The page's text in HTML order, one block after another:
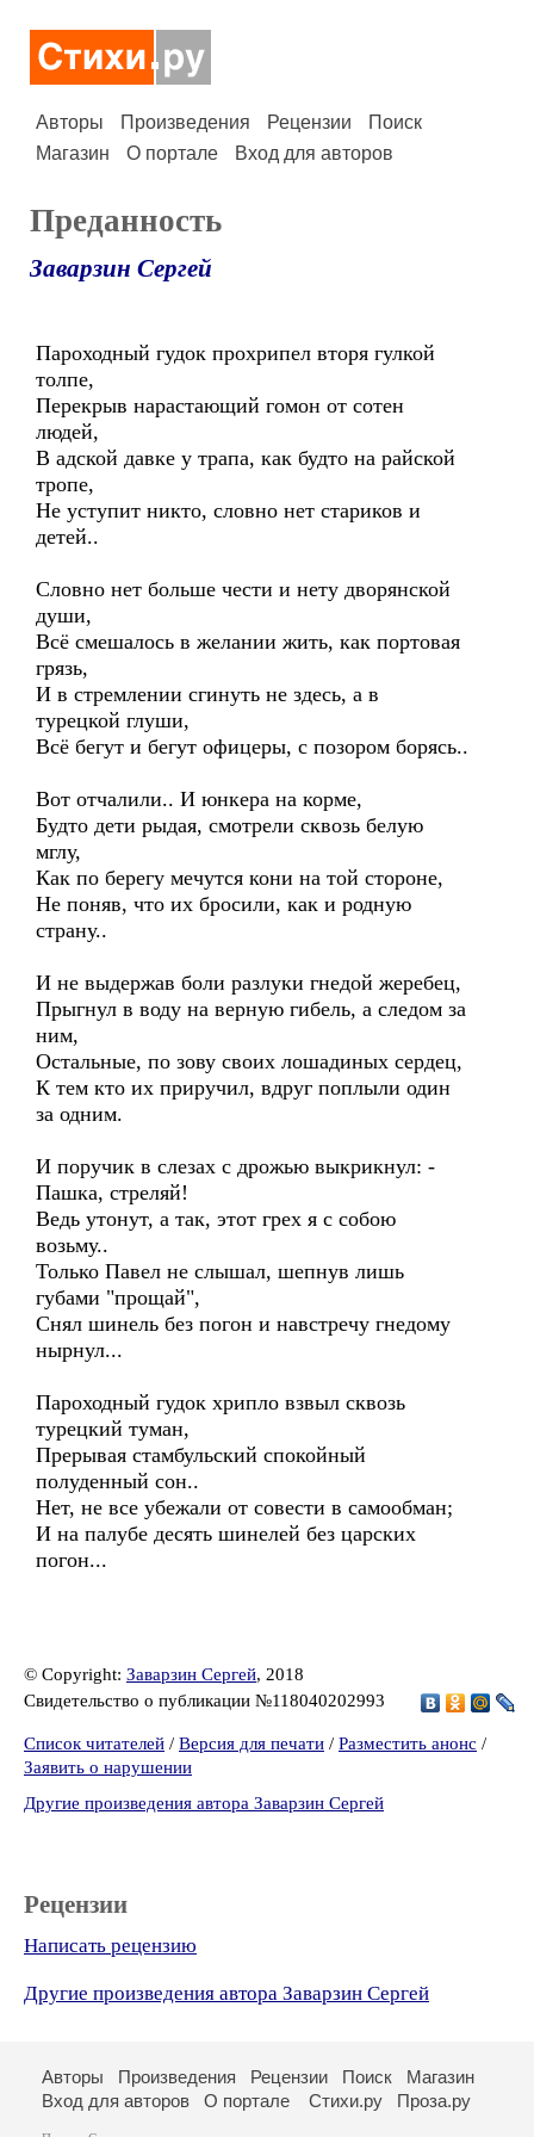
Авторы Произведения Рецензии
Поиск
Магазин
О портале Вход для авторов
Преданность
Заварзин Сергей
Пароходный гудок прохрипел вторя гулкой
толпе,
Перекрыв нарастающий гомон от сотен
людей,
В адской давке у трапа, как будто на райской
тропе,
Не уступит никто, словно нет стариков и
детей..
Словно нет больше чести и нету дворянской
души,
Всё смешалось в желании жить, как портовая
грязь,
И в стремлении сгинуть не здесь, а в
турецкой глуши,
Всё бегут и бегут офицеры, с позором борясь..
Вот отчалили.. И юнкера на корме,
Будто дети рыдая, смотрели сквозь белую
мглу,
Как по берегу мечутся кони на той стороне,
Не поняв, что их бросили, как и родную
страну..
И не выдержав боли разлуки гнедой жеребец,
Прыгнул в воду на верную гибель, а следом за
ним,
Остальные, по зову своих лошадиных сердец,
К тем кто их приручил, вдруг поплыли один
за одним.
И поручик в слезах с дрожью выкрикнул: -
Пашка, стреляй!
Ведь утонут, а так, этот грех я с собою
возьму..
Только Павел не слышал, шепнув лишь
губами "прощай",
Снял шинель без погон и навстречу гнедому
нырнул...
Пароходный гудок хрипло взвыл сквозь
турецкий туман,
Прерывая стамбульский спокойный
полуденный сон..
Нет, не все убежали от совести в самообман;
И на палубе десять шинелей без царских
погон...
© Copyright: Заварзин Сергей, 2018
Свидетельство о публикации №118040202993
Список читателей / Версия для печати / Разместить анонс /
Заявить о нарушении
Другие произведения автора Заварзин Сергей
Рецензии
Написать рецензию
Другие произведения автора Заварзин Сергей
Авторы Произведения Рецензии Поиск
Магазин
Вход для авторов
О портале Стихи.ру Проза.ру